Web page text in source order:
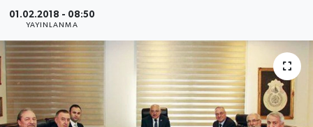
01.02.2018 - 08:50
YAYINLANMA
SÖYLEŞİ
ÜLKE
YAŞAM